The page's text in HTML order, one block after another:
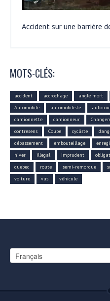
Accident sur une barrière
MOTS-CLÉS:
accident accrochage angle mort
Automobile
automobiliste
camionnette
camionneur
contresens
Coupe cycliste
dépassement
embouteillage
hiver
illegal Imprudent
quebec
route semi-remorque
voiture
vus véhicule
Choisir
une